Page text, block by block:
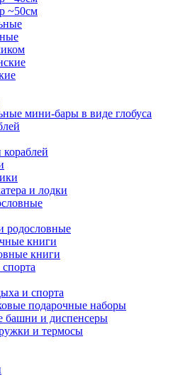
~50см
мини-бары в виде глобуса
и лодки
родословные
книги
книги
и спорта
подарочные наборы
башни и диспенсеры
и термосы